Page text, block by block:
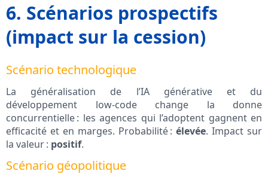
6. Scénarios prospectifs
(impact sur la cession)
Scénario technologique
La généralisation de l’IA générative et du
développement low-code change la donne
concurrentielle : les agences qui l’adoptent gagnent en
efficacité et en marges. Probabilité : élevée. Impact sur
la valeur : positif.
Scénario géopolitique